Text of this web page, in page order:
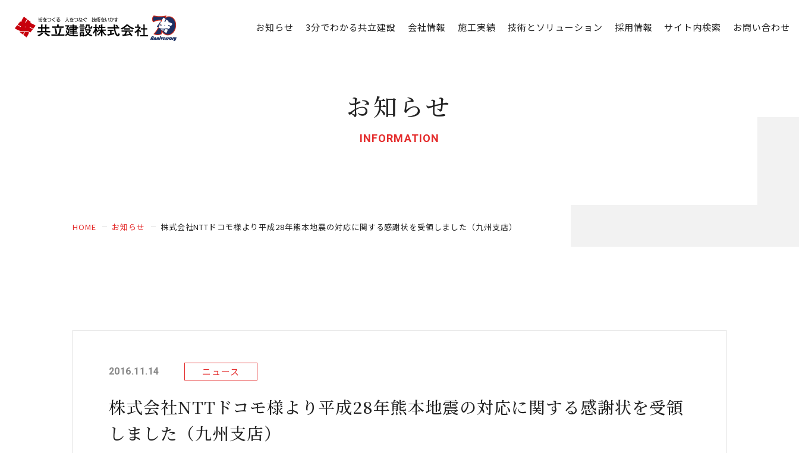
お知らせ 3分でわかる共立建設 会社情報 施工実績 技術とソリューション 採用情報 サイト内検索 お問い合わせ
お知らせ
INFORMATION
HOME お知らせ 株式会社NTTドコモ様より平成28年熊本地震の対応に関する感謝状を受領しました（九州支店）
2016.11.14 ニュース
株式会社NTTドコモ様より平成28年熊本地震の対応に関する感謝状を受領
しました（九州支店）